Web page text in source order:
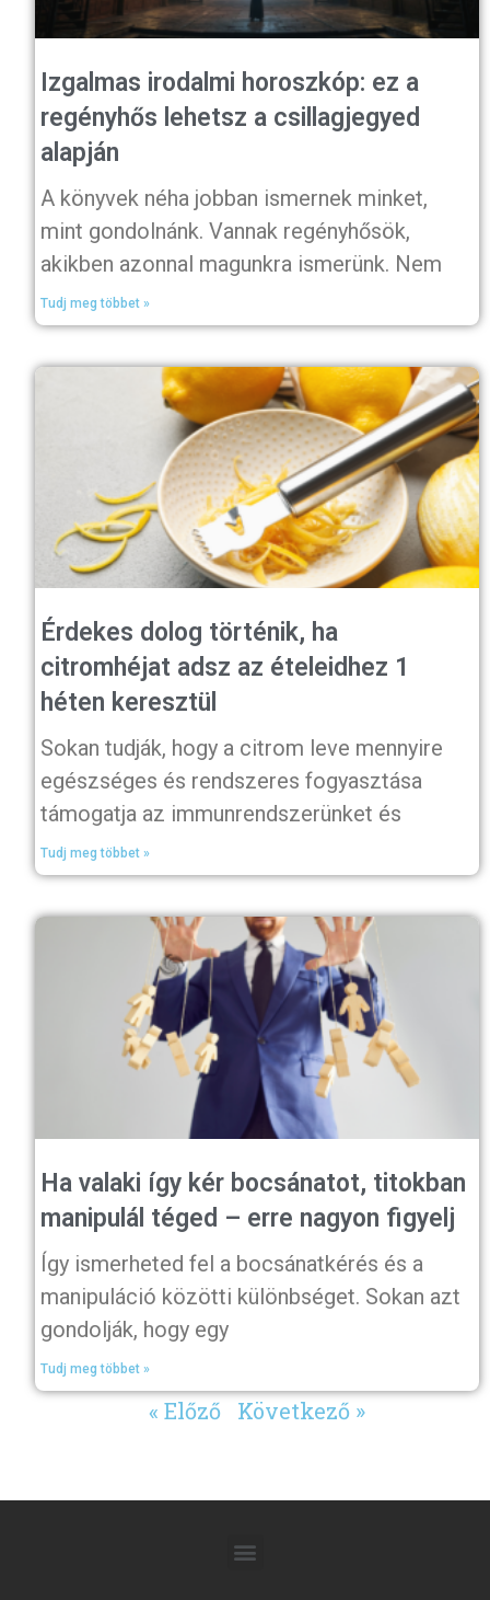
Izgalmas irodalmi horoszkóp: ez a
regényhős lehetsz a csillagjegyed
alapján
A könyvek néha jobban ismernek minket,
mint gondolnánk. Vannak regényhősök,
akikben azonnal magunkra ismerünk. Nem
Tudj meg többet »
Érdekes dolog történik, ha
citromhéjat adsz az ételeidhez 1
héten keresztül
Sokan tudják, hogy a citrom leve mennyire
egészséges és rendszeres fogyasztása
támogatja az immunrendszerünket és
Tudj meg többet »
Ha valaki így kér bocsánatot, titokban
manipulál téged – erre nagyon figyelj
Így ismerheted fel a bocsánatkérés és a
manipuláció közötti különbséget. Sokan azt
gondolják, hogy egy
Tudj meg többet »
« Előző Következő »